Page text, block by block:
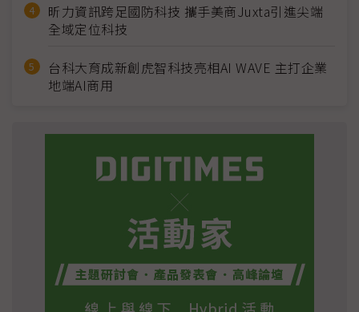
昕力資訊跨足國防科技 攜手美商Juxta引進尖端
全域定位科技
台科大育成新創虎智科技亮相AI WAVE 主打企業
地端AI商用